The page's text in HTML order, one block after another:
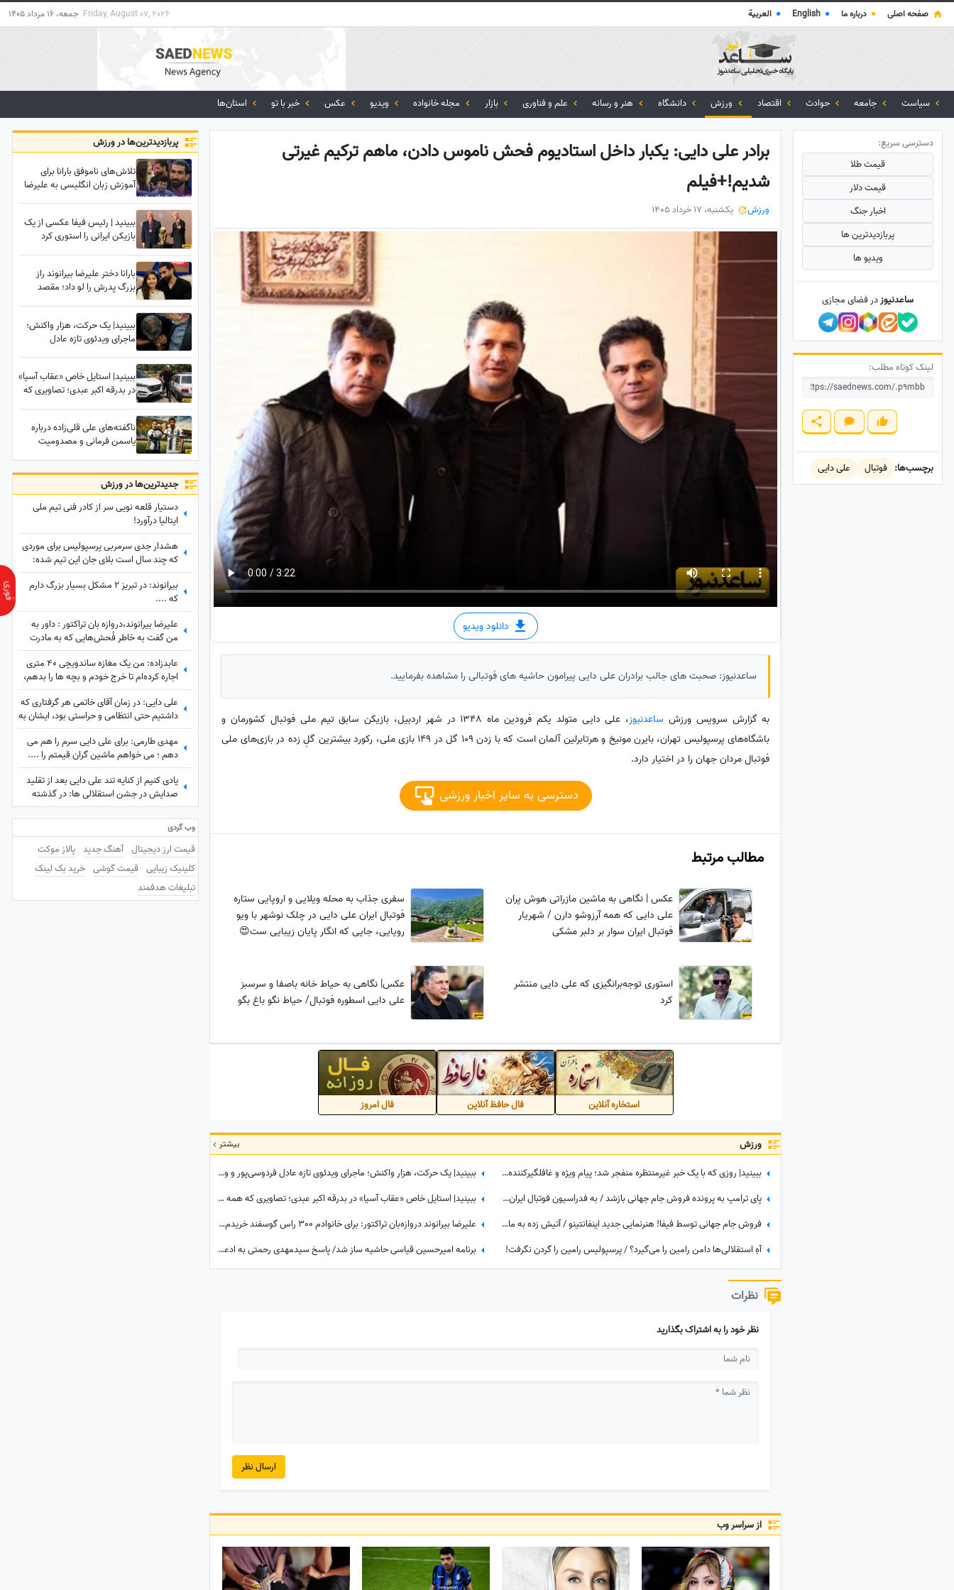
صفحه اصلی ● درباره ما ●
English
● العربية Friday, August 07, 2026 جمعه، 16 مرداد 1405
سیاست جامعه حوادث اقتصاد ورزش دانشگاه هنر و رسانه علم و فناوری بازار مجله خانواده ویدیو عکس خبر با تو استان‌ها
برادر علی دایی: یکبار داخل استادیوم فحش ناموس دادن، ماهم ترکیم غیرتی
شدیم!+فیلم
ورزش یکشنبه، 17 خرداد 1405
دانلود ویدیو
ساعدنیوز: صحبت های جالب برادران علی دایی پیرامون حاشیه های فوتبالی را مشاهده بفرمایید.
به گزارش سرویس ورزش ساعدنیوز
، علی دایی متولد یکم فرودین ماه 1348 در شهر اردبیل، بازیکن سابق تیم ملی فوتبال کشورمان و
باشگاه‌های پرسپولیس تهران، بایرن مونیخ و هرتابرلین آلمان است که با زدن 109 گل در 149 بازی ملی، رکورد بیشترین گلِ زده در بازی‌های ملی
فوتبال مردان جهان را در اختیار دارد.
دسترسی به سایر اخبار ورزشی
مطالب مرتبط
عکس | نگاهی به ماشین مازراتی هوش پران
علی دایی که همه آرزوشو دارن / شهریار
فوتبال ایران سوار بر دلبر مشکی
سفری جذاب به محله ویلایی و اروپایی ستاره
فوتبال ایران علی دایی در چلک نوشهر با ویو
رویایی، جایی که انگار پایان زیبایی ست😍
استوری توجه‌برانگیزی که علی دایی منتشر
کرد
عکس| نگاهی به حیاط خانه باصفا و سرسبز
علی دایی اسطوره فوتبال/ حیاط نگو باغ بگو
استخاره آنلاین فال حافظ آنلاین فال امروز
ورزش بیشتر
ببینید| روزی که با یک خبر غیرمنتظره منفجر شد؛ پیام ویژه و غافلگیرکننده یامال، ستاره تیم اسپانیا برای دختر 28 ساله داور صداتو چه بود؟
ببینید| یک حرکت، هزار واکنش؛ ماجرای ویدئوی تازه عادل فردوسی‌پور و وزیر ارشاد در مراسم ختم اکبر عبدی چیست؟
پای ترامپ به پرونده فروش جام جهانی بازشد / به فدراسیون فوتبال ایران چقدر می‌رسد؟
ببینید| استایل خاص «عقاب آسیا» در بدرقه اکبر عبدی؛ تصاویری که همه درباره‌شان صحبت می‌کنند
فروش جام جهانی توسط فیفا! هنرنمایی جدید اینفانتینو / آتیش زده به مالش !!!
علیرضا بیرانوند دروازه‌بان تراکتور: برای خانوادم 300 راس گوسفند خریدم/به عنوان یک چوپان همیشه سنگ در دستانم بود تا از گوسفندان مراقبت کنم
آهِ استقلالی‌ها دامن رامین را می‌گیرد؟ / پرسپولیس رامین را گردن نگرفت!
برنامه امیرحسین قیاسی حاشیه ساز شد/ پاسخ سیدمهدی رحمتی به ادعای قائدی؛ رحمتی به قائدی گفته بود شلوارت را درمی‌آورم؟!
نظرات
نظر خود را به اشتراک بگذارید
ارسال نظر
از سراسر وب
پربازدید‌ترین‌ها در ورزش
تلاش‌های ناموفق بارانا برای
آموزش زبان انگلیسی به علیرضا
پیشونیش نشست😂
ببینید | رئیس فیفا عکسی از یک
بازیکن ایرانی را استوری کرد
بارانا دختر علیرضا بیرانوند راز
بزرگ پدرش را لو داد؛ مقصد
ببینید| یک حرکت، هزار واکنش؛
ماجرای ویدئوی تازه عادل
ببینید| استایل خاص «عقاب آسیا»
در بدرقه اکبر عبدی؛ تصاویری که
ناگفته‌های علی قلی‌زاده درباره
یاسمن فرمانی و مصدومیت
وقتی کری فوتبالی به خانه رسید
جدید‌ترین‌ها در ورزش
دستیار قلعه نویی سر از کادر فنی تیم ملی
ایتالیا درآورد!
هشدار جدی سرمربی پرسپولیس برای موردی
که چند سال است بلای جان این تیم شده:
بفهمم برخورد جدی می‌کنم
بیرانوند: در تبریز 2 مشکل بسیار بزرگ دارم
که ....
علیرضا بیرانوند،دروازه بان تراکتور : داور به
من گفت به خاطر فُحش‌هایی که به مادرت
میدن بهت کارت نمیدم!/ ما حواله ماشین
نگرفتیم
عابدزاده: من یک مغازه ساندویچی 40 متری
اجاره کرده‌ام تا خرج خودم و بچه ها را بدهم،
سرپرستی 50 تا بچه را در بهزیستی بر عهده
دارم و...
علی دایی: در زمان آقای خاتمی هر گرفتاری‌ که
داشتیم حتی انتظامی و حراستی بود، ایشان به
راحتی حل می‌کردند درباره پاداش هم به تمام
قولشان عمل کردند و...
مهدی طارمی: برای علی دایی سرم را هم می
دهم ؛ می خواهم ماشین گران قیمتم را ....
یادی کنیم از کنایه تند علی دایی بعد از تقلید
صدایش در جشن استقلالی ها: در گذشته
پادشاهان دلقک‌هایی داشتند که وظیفه‌شان
تقلید صدا و خنداندن مردم بود+عکسوب گردی
قیمت ارز دیجیتال آهنگ جدید پالاز موکت
کلینیک زیبایی قیمت گوشی خرید بک لینک
تبلیغات هدفمند
دسترسی سریع:
قیمت طلا
قیمت دلار
اخبار جنگ
پربازدید‌ترین ها
ویدیو ها
ساعدنیوزدر فضای مجازی
لینک کوتاه مطلب:
برچسب‌ها: فوتبال علی دایی